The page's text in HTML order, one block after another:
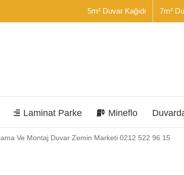
5m² Duvar Kağıdı 7m²
Laminat Parke Mineflo
Ve Montaj Duvar Zemin Marketi 0212 522 96 15